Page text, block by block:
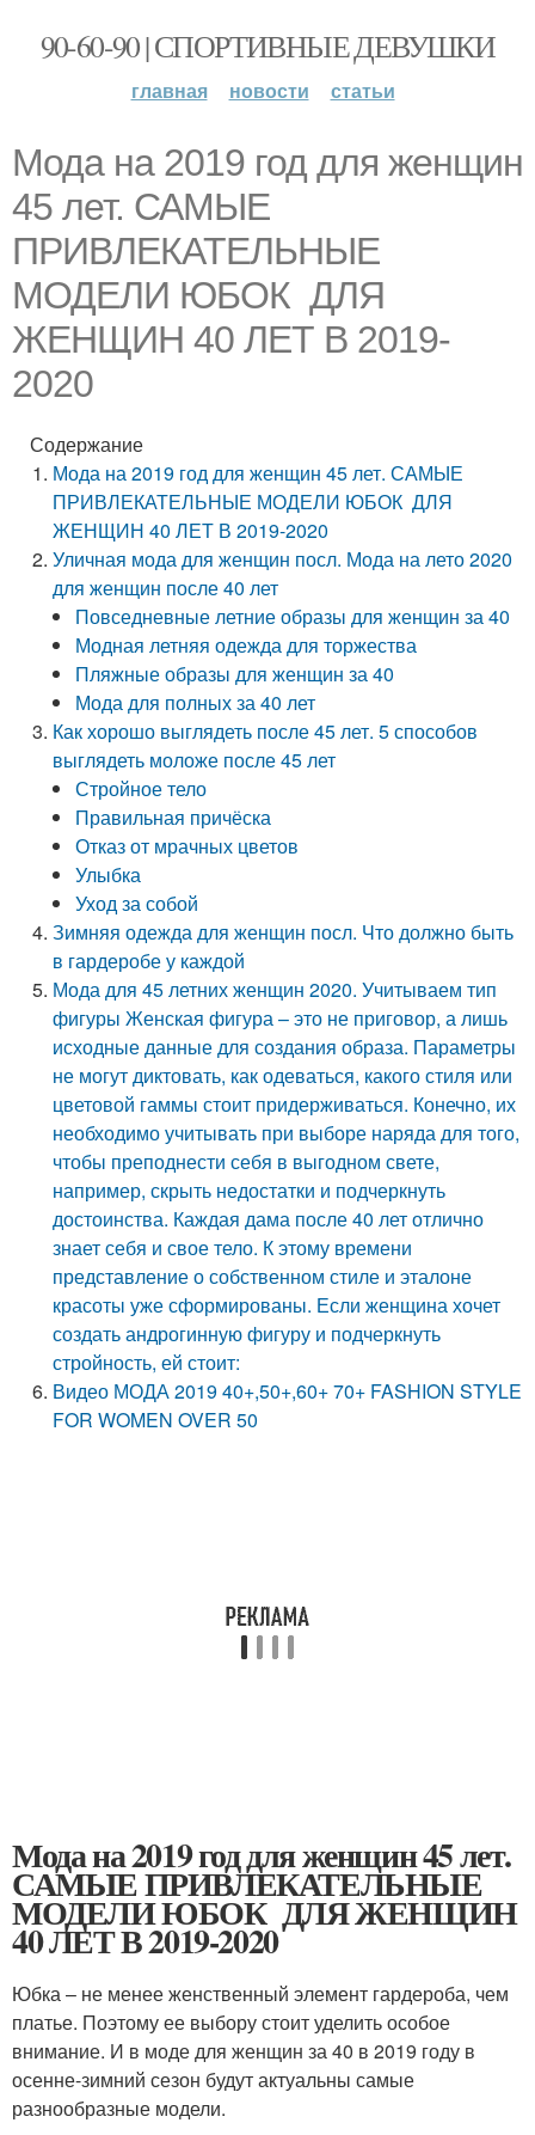
90-60-90 | СПОРТИВНЫЕ ДЕВУШКИ
главная новости статьи
Мода на 2019 год для женщин
45 лет. САМЫЕ
ПРИВЛЕКАТЕЛЬНЫЕ
МОДЕЛИ ЮБОК ДЛЯ
ЖЕНЩИН 40 ЛЕТ В 2019-
2020
Содержание
Мода на 2019 год для женщин 45 лет. САМЫЕ
ПРИВЛЕКАТЕЛЬНЫЕ МОДЕЛИ ЮБОК ДЛЯ
ЖЕНЩИН 40 ЛЕТ В 2019-2020
Уличная мода для женщин посл. Мода на лето 2020
для женщин после 40 лет
Повседневные летние образы для женщин за 40
Модная летняя одежда для торжества
Пляжные образы для женщин за 40
Мода для полных за 40 лет
Как хорошо выглядеть после 45 лет. 5 способов
выглядеть моложе после 45 лет
Стройное тело
Правильная причёска
Отказ от мрачных цветов
Улыбка
Уход за собой
Зимняя одежда для женщин посл. Что должно быть
в гардеробе у каждой
Мода для 45 летних женщин 2020. Учитываем тип
фигуры Женская фигура – это не приговор, а лишь
исходные данные для создания образа. Параметры
не могут диктовать, как одеваться, какого стиля или
цветовой гаммы стоит придерживаться. Конечно, их
необходимо учитывать при выборе наряда для того,
чтобы преподнести себя в выгодном свете,
например, скрыть недостатки и подчеркнуть
достоинства. Каждая дама после 40 лет отлично
знает себя и свое тело. К этому времени
представление о собственном стиле и эталоне
красоты уже сформированы. Если женщина хочет
создать андрогинную фигуру и подчеркнуть
стройность, ей стоит:
Видео МОДА 2019 40+,50+,60+ 70+ FASHION STYLE
FOR WOMEN OVER 50
Мода на 2019 год для женщин 45 лет.
САМЫЕ ПРИВЛЕКАТЕЛЬНЫЕ
МОДЕЛИ ЮБОК ДЛЯ ЖЕНЩИН
40 ЛЕТ В 2019-2020
Юбка – не менее женственный элемент гардероба, чем
платье. Поэтому ее выбору стоит уделить особое
внимание. И в моде для женщин за 40 в 2019 году в
осенне-зимний сезон будут актуальны самые
разнообразные модели.